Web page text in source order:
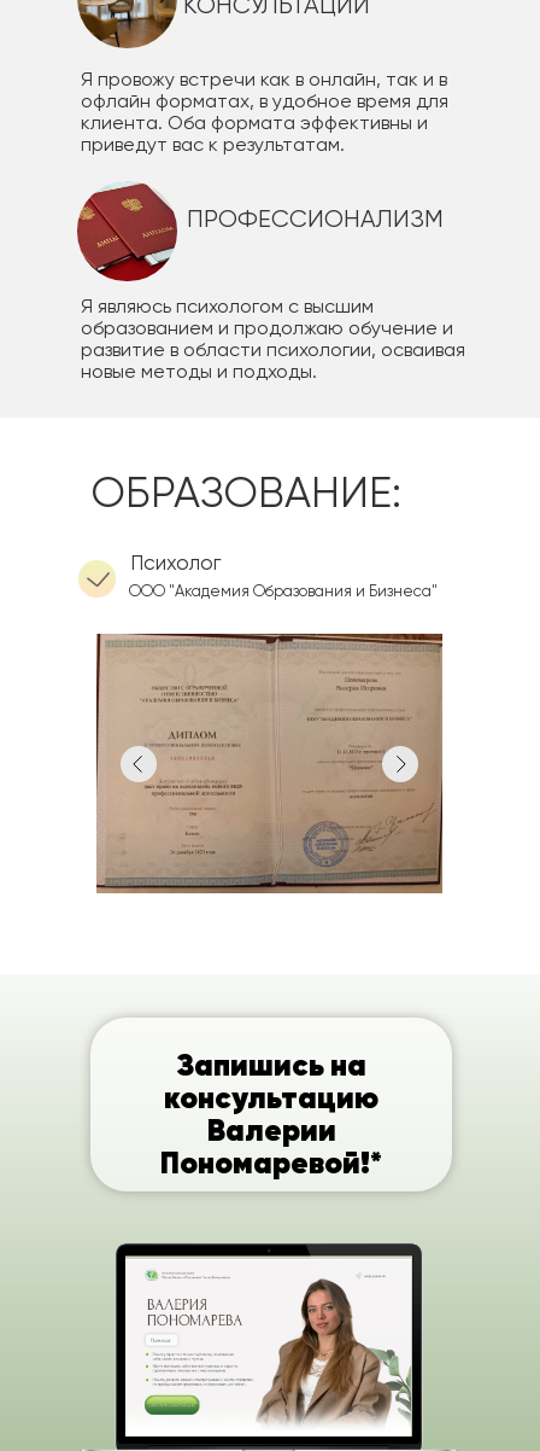
ПРОФЕССИОНАЛИЗМ
Я провожу встречи как в онлайн, так и в
офлайн форматах, в удобное время для
клиента. Оба формата эффективны и
приведут вас к результатам.
Я являюсь психологом с высшим
образованием и продолжаю обучение и
развитие в области психологии, осваивая
новые методы и подходы.
ОБРАЗОВАНИЕ:
Психолог
ООО "Академия Образования и Бизнеса"
Запишись на
консультацию
Валерии
Пономаревой!*